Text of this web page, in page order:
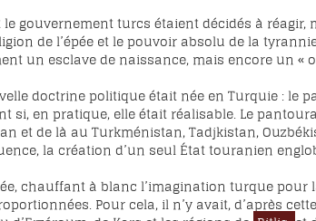
gouvernement turcs étaient décidés à
de l’épée et le pouvoir absolu de la
un esclave de naissance, mais encore un «
doctrine politique était née en Turquie : le
si, en pratique, elle était réalisable. Le
et de là au Turkménistan, Tadjkistan,
la création d’un seul État touranien
chauffant à blanc l’imagination turque
Pour cela, il n’y avait, d’après